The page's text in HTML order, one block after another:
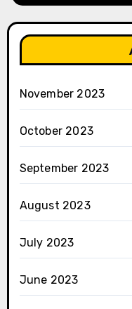
November 2023
October 2023
September 2023
August 2023
July 2023
June 2023